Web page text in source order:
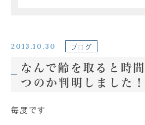
2013.10.30 ブログ
なんで齢を取ると時
つのか判明しました！
毎度です